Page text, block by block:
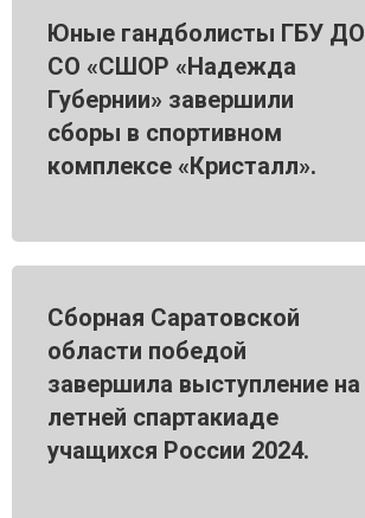
Юные гандболисты ГБУ ДО
СО «СШОР «Надежда
Губернии» завершили
сборы в спортивном
комплексе «Кристалл».
Сборная Саратовской
области победой
завершила выступление на
летней спартакиаде
учащихся России 2024.